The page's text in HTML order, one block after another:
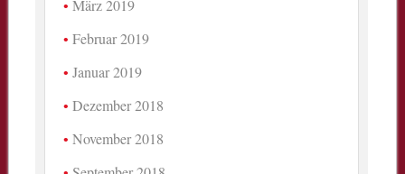
März 2019
Februar 2019
Januar 2019
Dezember 2018
November 2018